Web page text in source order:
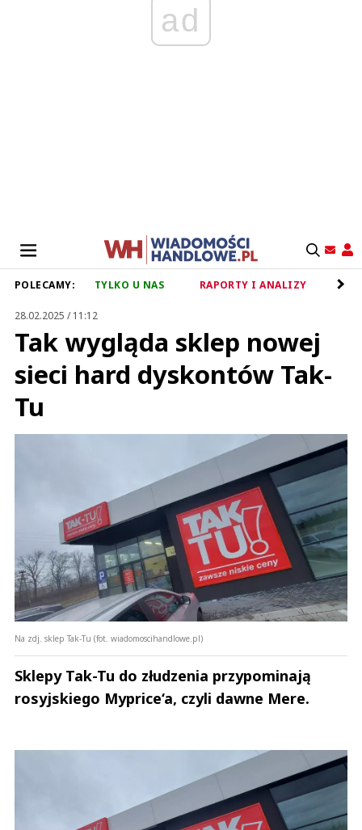
ad
POLECAMY: TYLKO U NAS RAPORTY I ANALIZY
28.02.2025 / 11:12
Tak wygląda sklep nowej
sieci hard dyskontów Tak-
Tu
Na zdj. sklep Tak-Tu (fot. wiadomoscihandlowe.pl)
Sklepy Tak-Tu do złudzenia przypominają
rosyjskiego Myprice‘a, czyli dawne Mere.